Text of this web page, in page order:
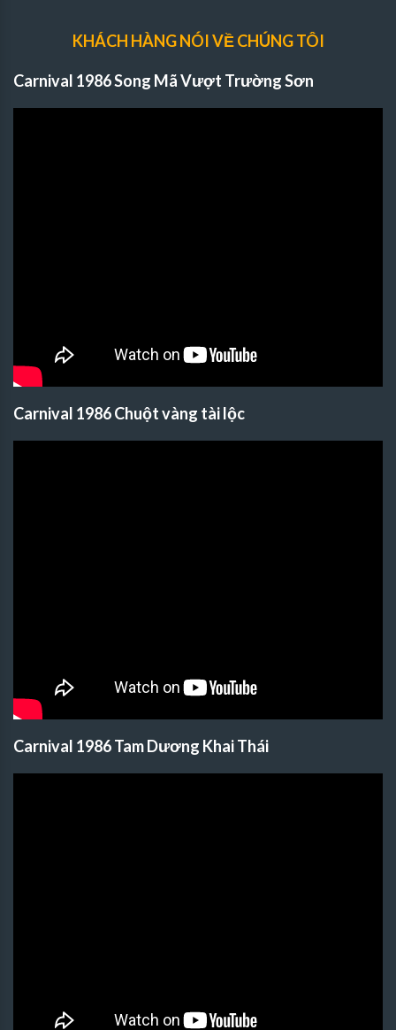
KHÁCH HÀNG NÓI VỀ CHÚNG TÔI
Carnival 1986 Song Mã Vượt Trường Sơn
Carnival 1986 Chuột vàng tài lộc
Carnival 1986 Tam Dương Khai Thái